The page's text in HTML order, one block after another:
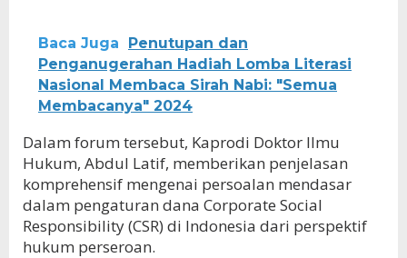
Baca Juga
Penutupan dan
Penganugerahan Hadiah Lomba Literasi
Nasional Membaca Sirah Nabi: "Semua
Membacanya" 2024
Dalam forum tersebut, Kaprodi Doktor Ilmu
Hukum, Abdul Latif, memberikan penjelasan
komprehensif mengenai persoalan mendasar
dalam pengaturan dana Corporate Social
Responsibility (CSR) di Indonesia dari perspektif
hukum perseroan.